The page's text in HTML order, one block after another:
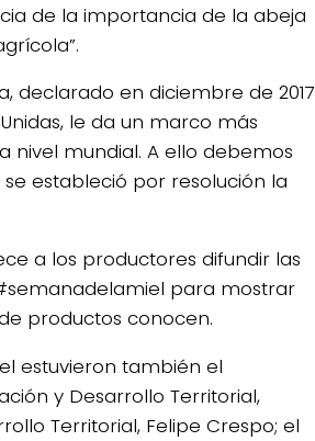
de la importancia de la abeja
declarado en diciembre de 2017
le da un marco más
nivel mundial. A ello debemos
estableció por resolución la
a los productores difundir las
para mostrar
productos conocen.
estuvieron también el
y Desarrollo Territorial,
Territorial, Felipe Crespo; el